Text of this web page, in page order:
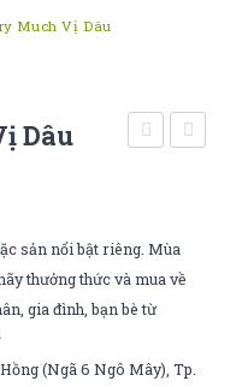
Much Vị Dâu
đường
nâu
Dâu
sản nổi bật riêng. Mùa
thưởng thức và mua về
gia đình, bạn bè từ
(Ngã 6 Ngô Mây), Tp.